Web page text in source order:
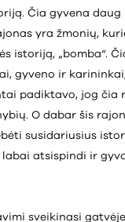
Čia gyvena
yra žmonių,
istoriją, „bomba“.
gyveno ir
padiktavo, jog čia
O dabar šis
susidariusius
labai atsispindi ir
sveikinasi